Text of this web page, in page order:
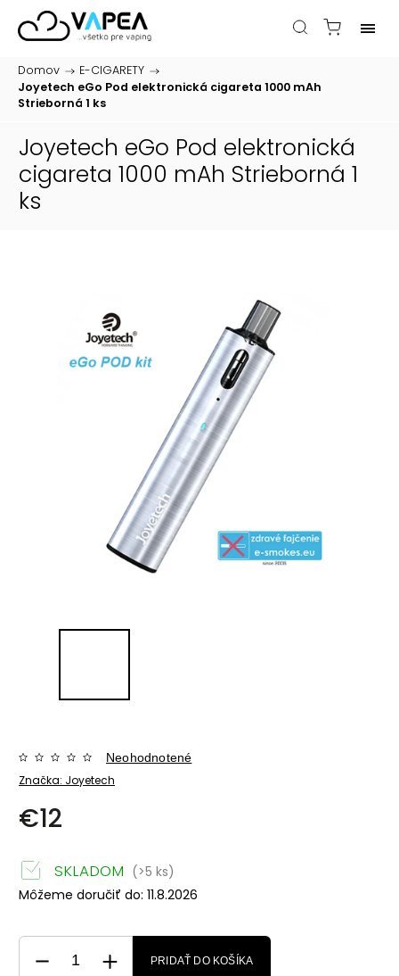
Domov / E-CIGARETY /
Joyetech eGo Pod elektronická cigareta 1000 mAh
Strieborná 1 ks
Joyetech eGo Pod elektronická
cigareta 1000 mAh Strieborná 1
ks
Značka: Joyetech
Neohodnotené
€12
SKLADOM (>5 ks)
Môžeme doručiť do: 11.8.2026
PRIDAŤ DO KOŠÍKA